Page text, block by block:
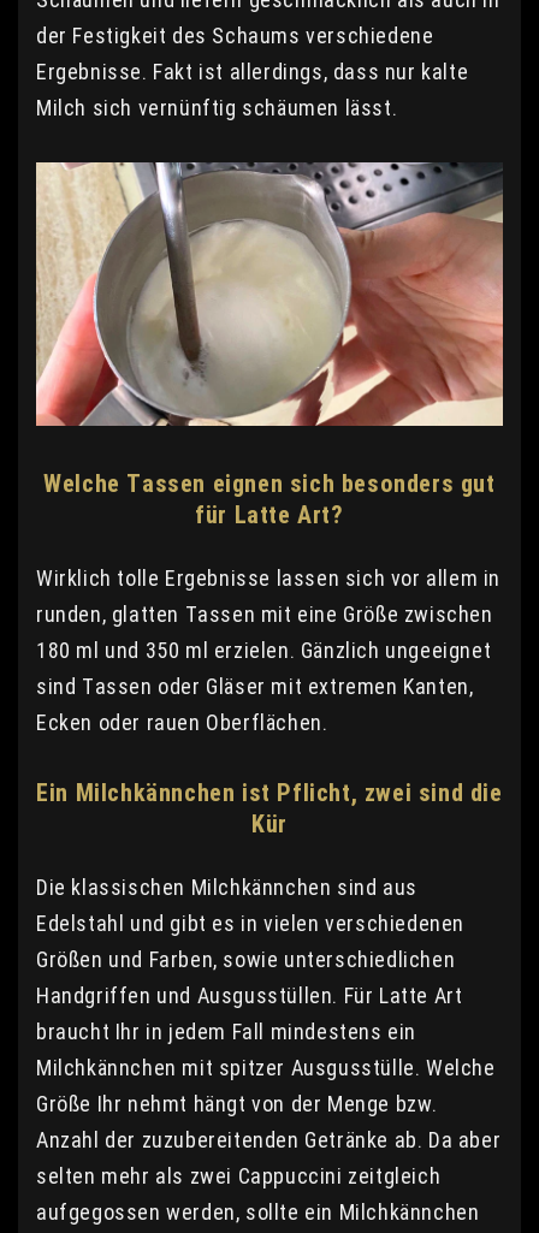
der Festigkeit des Schaums verschiedene
Ergebnisse. Fakt ist allerdings, dass nur kalte
Milch sich vernünftig schäumen lässt.
Welche Tassen eignen sich besonders gut
für Latte Art?
Wirklich tolle Ergebnisse lassen sich vor allem in
runden, glatten Tassen mit eine Größe zwischen
180 ml und 350 ml erzielen. Gänzlich ungeeignet
sind Tassen oder Gläser mit extremen Kanten,
Ecken oder rauen Oberflächen.
Ein Milchkännchen ist Pflicht, zwei sind die
Kür
Die klassischen Milchkännchen sind aus
Edelstahl und gibt es in vielen verschiedenen
Größen und Farben, sowie unterschiedlichen
Handgriffen und Ausgusstüllen. Für Latte Art
braucht Ihr in jedem Fall mindestens ein
Milchkännchen mit spitzer Ausgusstülle. Welche
Größe Ihr nehmt hängt von der Menge bzw.
Anzahl der zuzubereitenden Getränke ab. Da aber
selten mehr als zwei Cappuccini zeitgleich
aufgegossen werden, sollte ein Milchkännchen